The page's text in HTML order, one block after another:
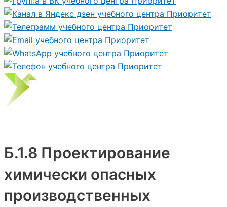
Б.1.8 Проектирование
химически опасных
производственных